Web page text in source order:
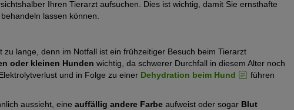
Ihren Tierarzt aufsuchen. Dies ist wichtig, damit Sie ernsthafte
lassen können.
lange, denn im Notfall ist ein frühzeitiger Besuch beim Tierarzt
oder kleinen Hunden wichtig, da schwerer Durchfall in diesem Alter noch
und in Folge zu einer Dehydration beim Hund
führen
aussieht, eine auffällig andere Farbe aufweist oder sogar Blut